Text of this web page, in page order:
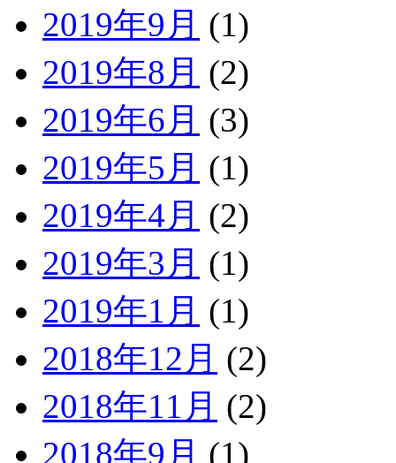
2019年9月 (1)
2019年8月 (2)
2019年6月 (3)
2019年5月 (1)
2019年4月 (2)
2019年3月 (1)
2019年1月 (1)
2018年12月 (2)
2018年11月 (2)
2018年9月 (1)